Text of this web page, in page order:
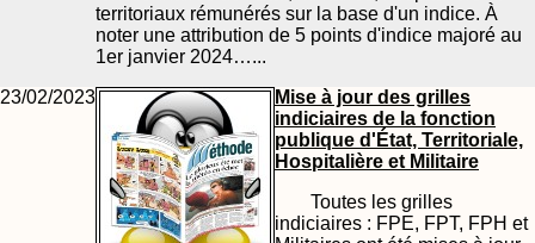
territoriaux rémunérés sur la base d'un indice. À
noter une attribution de 5 points d'indice majoré au
1er janvier 2024…...
23/02/2023
Mise à jour des grilles
indiciaires de la fonction
publique d'État, Territoriale,
Hospitalière et Militaire
Toutes les grilles
indiciaires : FPE, FPT, FPH et